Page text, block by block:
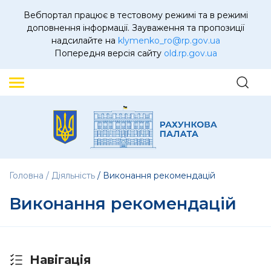
Вебпортал працює в тестовому режимі та в режимі
доповнення інформації. Зауваження та пропозиції
надсилайте на klymenko_ro@rp.gov.ua
Попередня версія сайту old.rp.gov.ua
Головна Діяльність Виконання рекомендацій
Виконання рекомендацій
Навігація